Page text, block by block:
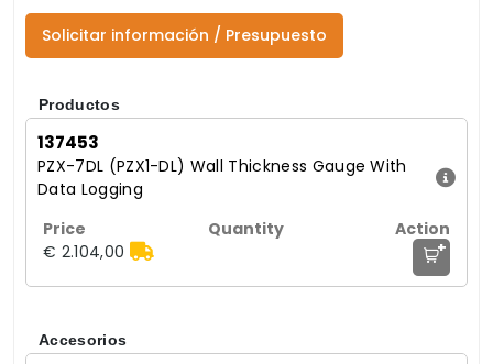
Solicitar información / Presupuesto
Productos
137453
PZX-7DL (PZX1-DL) Wall Thickness Gauge With
Data Logging
€ 2.104,00 +
Accesorios